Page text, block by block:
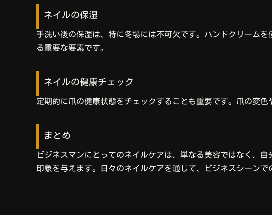
ネイルの保湿
手洗い後の保湿は、特に冬場には不可欠です。ハンドクリーム
る重要な要素です。
ネイルの健康チェック
定期的に爪の健康状態をチェックすることも重要です。爪の変
まとめ
ビジネスマンにとってのネイルケアは、単なる美容ではなく、
印象を与えます。日々のネイルケアを通じて、ビジネスシーンで